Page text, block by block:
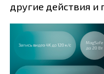
другие действия и